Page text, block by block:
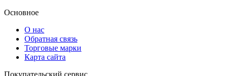
Основное
О нас
Обратная связь
Торговые марки
Карта сайта
Покупательский сервис